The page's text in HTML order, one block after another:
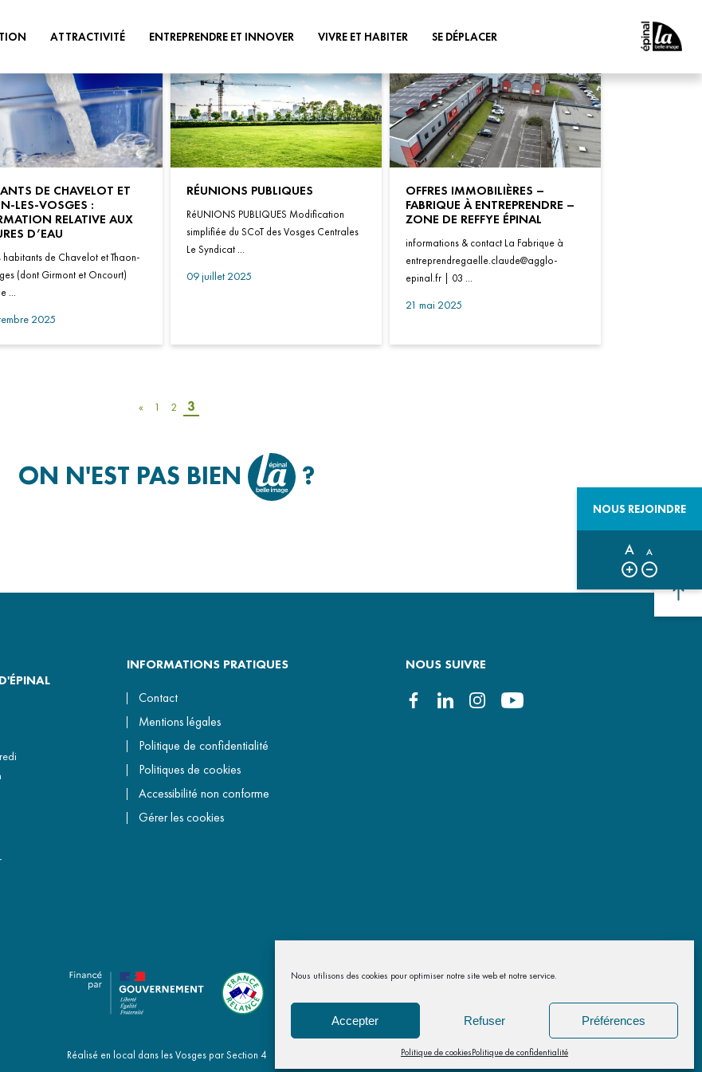
Nous utilisons des cookies pour optimiser notre site web et notre service.
Accepter Refuser Préférences
Politique de cookiesPolitique de confidentialité
ET
&
ATTRACTIVITÉ
ATOUTS DU TERRITOIRE
TOURISME
CULTURE
ÉCONOMIE
ÉQUIPEMENTS SPORTIFS ET DE
LOISIRS
PATRIMOINE ET ESPACES DE
NATURE
ENTREPRENDRE ET INNOVER
TERRITOIRE INNOVANT
STRUCTURES
D’ACCOMPAGNEMENT
AIDES ÉCONOMIQUES
APPELS À PROJETS
ÉCONOMIES CIRCULAIRE,
SOCIALE ET SOLIDAIRE
VIVRE ET HABITER
PASS COMMUNAUTAIRE
PETITE ENFANCE & JEUNESSE
HABITAT
URBANISME
REQUALIFICATION DES CŒURS
DE VILLES & VILLAGES
EAU & ASSAINISSEMENT
COHÉSION SOCIALE
SE DÉPLACER
INSCRIPTION AUX
TRANSPORTS SCOLAIRES
S’INFORMER - TARIFS
TRANSPORTS
VÉLO
ACCOMPAGNEMENT DES
ENTREPRISES
NOUS REJOINDRE
A A
DE CHAVELOT ET
LES-VOSGES :
RELATIVE AUX
D’EAU
habitants de Chavelot et Thaon-
(dont Girmont et Oncourt)
...
2025
RÉUNIONS PUBLIQUES
RéUNIONS PUBLIQUES Modification
simplifiée du SCoT des Vosges Centrales
Le Syndicat ...
09 juillet 2025
OFFRES IMMOBILIÈRES –
FABRIQUE À ENTREPRENDRE –
ZONE DE REFFYE ÉPINAL
informations & contact La Fabrique à
entreprendregaelle.claude@agglo-
epinal.fr | 03 ...
21 mai 2025
« 1 2 3
ON N'EST PAS BIEN ?
INFORMATIONS PRATIQUES
Contact
Mentions légales
Politique de confidentialité
Politiques de cookies
Accessibilité non conforme
Gérer les cookies
NOUS SUIVRE
Réalisé en local dans les Vosges parSection 4